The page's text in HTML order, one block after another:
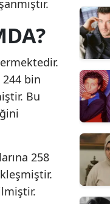
bin
Bu
258